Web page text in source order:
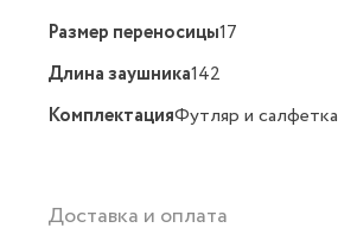
Размер переносицы17
Длина заушника142
КомплектацияФутляр и салфетка
Доставка и оплата